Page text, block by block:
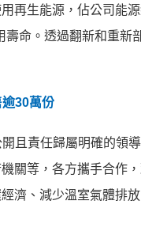
再生能源，佔公司能
命。透過翻新和重新
30萬份
且責任歸屬明確的領導
關等，各方攜手合作，
濟、減少溫室氣體排放